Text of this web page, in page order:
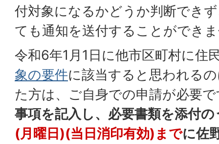
付対象になるかどうか判断でき
ても通知を送付することができ
令和6年1月1日に他市区町村に住
象の要件に該当すると思われる
た方は、ご自身での申請が必要
事項を記入し、必要書類を添付の
(月曜日)(当日消印有効)までに佐